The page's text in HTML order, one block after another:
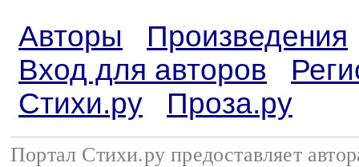
Авторы
Произведения
Вход для авторов
Стихи.ру
Проза.ру
Портал Стихи.ру предоставляет